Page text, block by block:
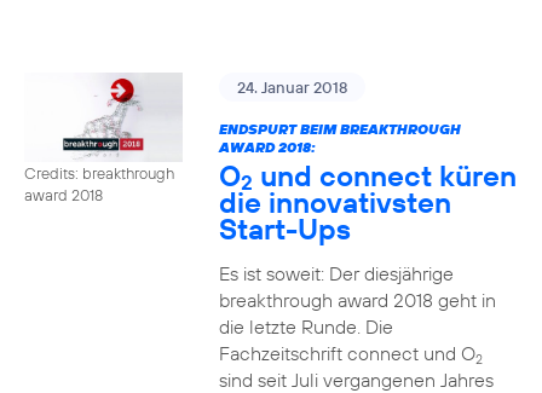
Credits: breakthrough
award 2018
24. Januar 2018
ENDSPURT BEIM BREAKTHROUGH
AWARD 2018:
O2 und connect küren
die innovativsten
Start-Ups
Es ist soweit: Der diesjährige
breakthrough award 2018 geht in
die letzte Runde. Die
Fachzeitschrift connect und O2
sind seit Juli vergangenen Jahres